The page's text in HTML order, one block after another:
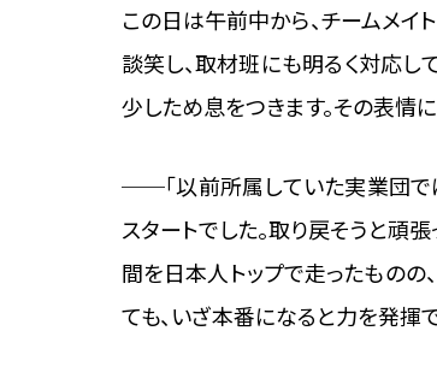
この日は午前中から、チームメイ
談笑し、取材班にも明るく対応し
少しため息をつきます。その表情
──「以前所属していた実業団で
スタートでした。取り戻そうと頑
間を日本人トップで走ったもの
ても、いざ本番になると力を発揮